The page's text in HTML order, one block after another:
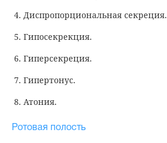
Диспропорциональная секреция.
Гипосекрекция.
Гиперсекреция.
Гипертонус.
Атония.
Ротовая полость